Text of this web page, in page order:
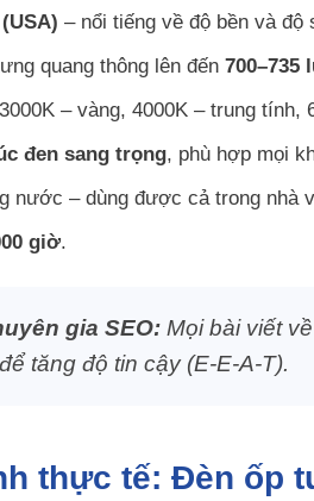
– nổi tiếng về độ bền và độ
quang thông lên đến 700–735
– vàng, 4000K – trung tính,
đen sang trọng, phù hợp mọi
nước – dùng được cả trong nhà
giờ.
gia SEO:Mọi bài viết
tăng độ tin cậy (E-E-A-T).
thực tế: Đèn ốp